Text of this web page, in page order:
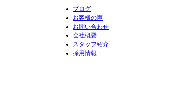
ブログ
お客様の声
お問い合わせ
会社概要
スタッフ紹介
採用情報